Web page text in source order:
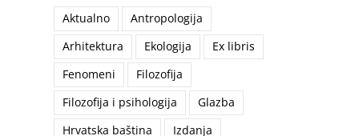
Aktualno
Antropologija
Arhitektura
Ekologija
Ex libris
Fenomeni
Filozofija
Filozofija i psihologija
Glazba
Hrvatska baština
Izdanja